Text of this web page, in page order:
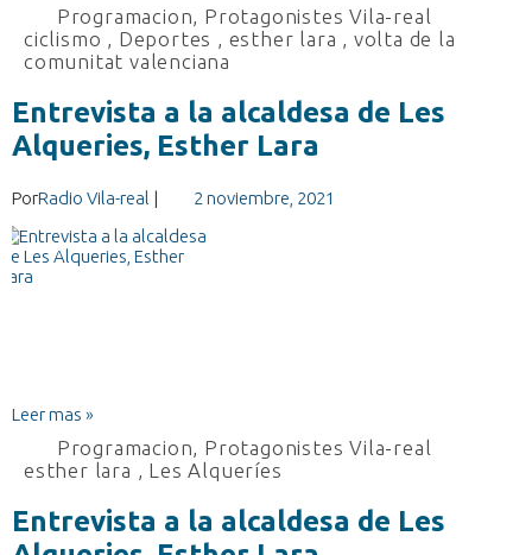
Programacion
Protagonistes Vila-real
ciclismo
Deportes esther lara
volta de la
comunitat valenciana
Entrevista a la alcaldesa de Les
Alqueries, Esther Lara
PorRadio Vila-real | 2 noviembre, 2021
Leer mas »
Programacion
Protagonistes Vila-real
esther lara
Les Alqueríes
Entrevista a la alcaldesa de Les